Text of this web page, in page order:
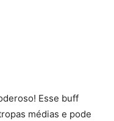
Esse buff
médias e pode